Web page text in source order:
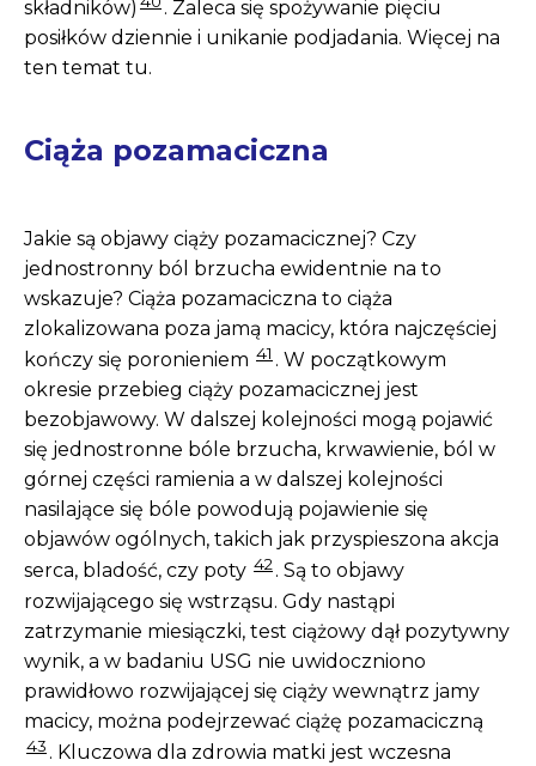
składników)
. Zaleca się spożywanie pięciu
posiłków dziennie i unikanie podjadania. Więcej na
ten temat tu.
Ciąża pozamaciczna
Jakie są objawy ciąży pozamacicznej? Czy
jednostronny ból brzucha ewidentnie na to
wskazuje? Ciąża pozamaciczna to ciąża
zlokalizowana poza jamą macicy, która najczęściej
kończy się poronieniem 41 . W początkowym
okresie przebieg ciąży pozamacicznej jest
bezobjawowy. W dalszej kolejności mogą pojawić
się jednostronne bóle brzucha, krwawienie, ból w
górnej części ramienia a w dalszej kolejności
nasilające się bóle powodują pojawienie się
objawów ogólnych, takich jak przyspieszona akcja
serca, bladość, czy poty 42. Są to objawy
rozwijającego się wstrząsu. Gdy nastąpi
zatrzymanie miesiączki, test ciążowy dął pozytywny
wynik, a w badaniu USG nie uwidoczniono
prawidłowo rozwijającej się ciąży wewnątrz jamy
macicy, można podejrzewać ciążę pozamaciczną
43 . Kluczowa dla zdrowia matki jest wczesna